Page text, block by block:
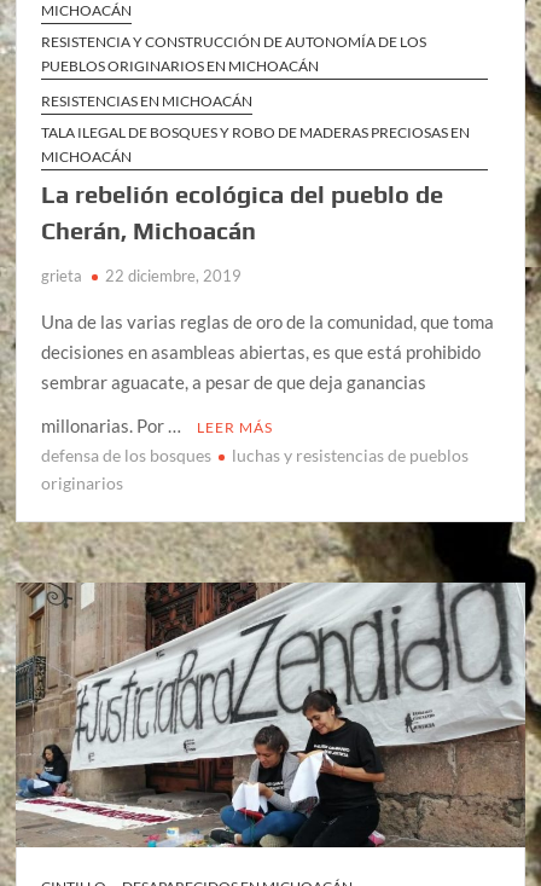
MICHOACÁN
RESISTENCIA Y CONSTRUCCIÓN DE AUTONOMÍA DE LOS
PUEBLOS ORIGINARIOS EN MICHOACÁN
RESISTENCIAS EN MICHOACÁN
TALA ILEGAL DE BOSQUES Y ROBO DE MADERAS PRECIOSAS EN
MICHOACÁN
La rebelión ecológica del pueblo de
Cherán, Michoacán
grieta 22 diciembre, 2019
Una de las varias reglas de oro de la comunidad, que toma
decisiones en asambleas abiertas, es que está prohibido
sembrar aguacate, a pesar de que deja ganancias
millonarias. Por …
LEER MÁS
defensa de los bosques
luchas y resistencias de pueblos
originarios